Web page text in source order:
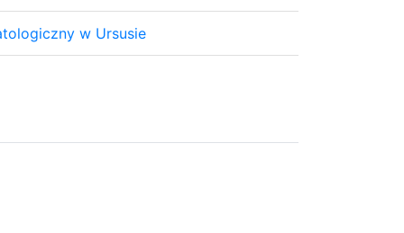
w Ursusie